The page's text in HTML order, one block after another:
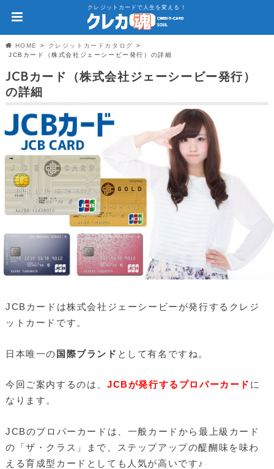
クレジットカードで人生を変える！
HOME
クレジットカードカタログ
JCBカード（株式会社ジェーシービー発行）の詳細
JCBカード（株式会社ジェーシービー発行）
の詳細
JCBカードは株式会社ジェーシービーが発行するクレジ
ットカードです。
日本唯一の 国際ブランド として有名ですね。
今回ご案内するのは、 JCBが発行するプロパーカード に
なります。
JCBのプロパーカードは、一般カードから最上級カード
の「ザ・クラス」まで、ステップアップの醍醐味を味わ
える育成型カードとしても人気が高いです♪